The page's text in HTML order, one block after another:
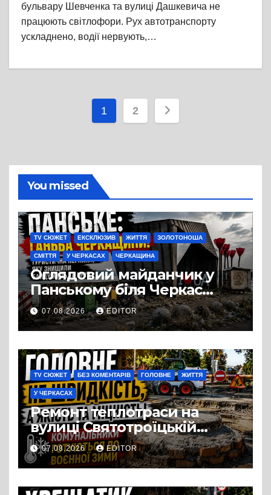
бульвару Шевченка та вулиці Дашкевича не
працюють світлофори. Рух автотранспорту
ускладнено, водії нервують,…
Пагінація
1 2
You missed
TV СЮЖЕТ ЕКСКЛЮЗИВ ЖИТТЯ ЗОЛОТОНОША
СМІТТЯ У ЧЕРКАСАХ ЧЕРКАЩИНА
Оглядовий майданчик у
Панському біля Черкас
перетворився на занедбане
сміттєзвалище
07.08.2026 EDITOR
TV СЮЖЕТ БЕЗ КОМЕНТАРІВ ГОЛОВНЕ ЖИТТЯ
У ЧЕРКАСАХ
Ремонт теплотраси на
вулиці Святотроїцькій
затягнувся порівняно із
запланованими термінами.
Вулицю досі не відкрили
для руху
07.08.2026 EDITOR